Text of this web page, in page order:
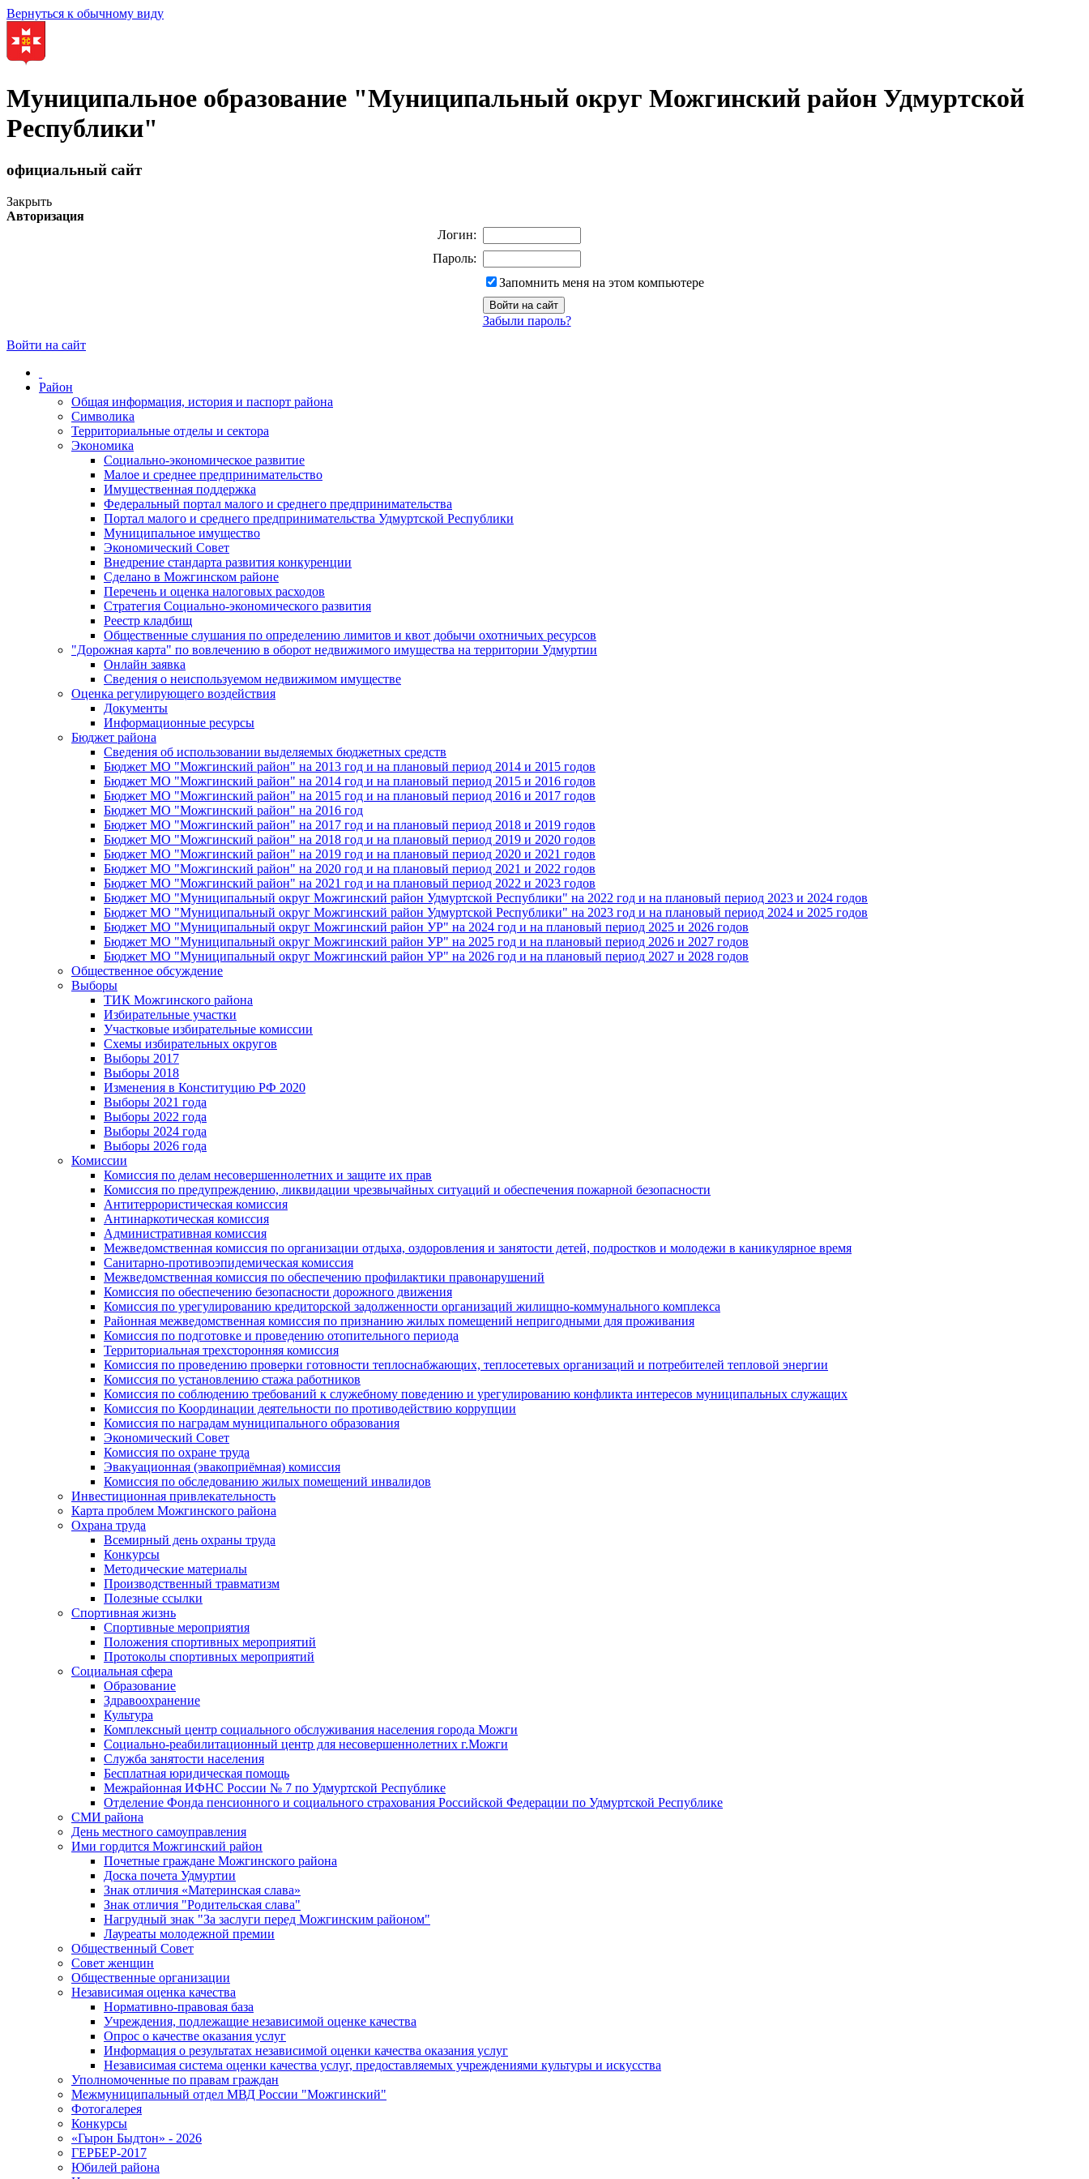
Вернуться к обычному виду
Муниципальное образование "Муниципальный округ Можгинский район Удмуртской
Республики"
официальный сайт
Закрыть
Авторизация
Логин:
Пароль:
Запомнить меня на этом компьютере
Забыли пароль?
Войти на сайт
Район
Общая информация, история и паспорт района
Символика
Территориальные отделы и сектора
Экономика
Социально-экономическое развитие
Малое и среднее предпринимательство
Имущественная поддержка
Федеральный портал малого и среднего предпринимательства
Портал малого и среднего предпринимательства Удмуртской Республики
Муниципальное имущество
Экономический Совет
Внедрение стандарта развития конкуренции
Сделано в Можгинском районе
Перечень и оценка налоговых расходов
Стратегия Социально-экономического развития
Реестр кладбищ
Общественные слушания по определению лимитов и квот добычи охотничьих ресурсов
"Дорожная карта" по вовлечению в оборот недвижимого имущества на территории Удмуртии
Онлайн заявка
Сведения о неиспользуемом недвижимом имуществе
Оценка регулирующего воздействия
Документы
Информационные ресурсы
Бюджет района
Сведения об использовании выделяемых бюджетных средств
Бюджет МО "Можгинский район" на 2013 год и на плановый период 2014 и 2015 годов
Бюджет МО "Можгинский район" на 2014 год и на плановый период 2015 и 2016 годов
Бюджет МО "Можгинский район" на 2015 год и на плановый период 2016 и 2017 годов
Бюджет МО "Можгинский район" на 2016 год
Бюджет МО "Можгинский район" на 2017 год и на плановый период 2018 и 2019 годов
Бюджет МО "Можгинский район" на 2018 год и на плановый период 2019 и 2020 годов
Бюджет МО "Можгинский район" на 2019 год и на плановый период 2020 и 2021 годов
Бюджет МО "Можгинский район" на 2020 год и на плановый период 2021 и 2022 годов
Бюджет МО "Можгинский район" на 2021 год и на плановый период 2022 и 2023 годов
Бюджет МО "Муниципальный округ Можгинский район Удмуртской Республики" на 2022 год и на плановый период 2023 и 2024 годов
Бюджет МО "Муниципальный округ Можгинский район Удмуртской Республики" на 2023 год и на плановый период 2024 и 2025 годов
Бюджет МО "Муниципальный округ Можгинский район УР" на 2024 год и на плановый период 2025 и 2026 годов
Бюджет МО "Муниципальный округ Можгинский район УР" на 2025 год и на плановый период 2026 и 2027 годов
Бюджет МО "Муниципальный округ Можгинский район УР" на 2026 год и на плановый период 2027 и 2028 годов
Общественное обсуждение
Выборы
ТИК Можгинского района
Избирательные участки
Участковые избирательные комиссии
Схемы избирательных округов
Выборы 2017
Выборы 2018
Изменения в Конституцию РФ 2020
Выборы 2021 года
Выборы 2022 года
Выборы 2024 года
Выборы 2026 года
Комиссии
Комиссия по делам несовершеннолетних и защите их прав
Комиссия по предупреждению, ликвидации чрезвычайных ситуаций и обеспечения пожарной безопасности
Антитеррористическая комиссия
Антинаркотическая комиссия
Административная комиссия
Межведомственная комиссия по организации отдыха, оздоровления и занятости детей, подростков и молодежи в каникулярное время
Санитарно-противоэпидемическая комиссия
Межведомственная комиссия по обеспечению профилактики правонарушений
Комиссия по обеспечению безопасности дорожного движения
Комиссия по урегулированию кредиторской задолженности организаций жилищно-коммунального комплекса
Районная межведомственная комиссия по признанию жилых помещений непригодными для проживания
Комиссия по подготовке и проведению отопительного периода
Территориальная трехсторонняя комиссия
Комиссия по проведению проверки готовности теплоснабжающих, теплосетевых организаций и потребителей тепловой энергии
Комиссия по установлению стажа работников
Комиссия по соблюдению требований к служебному поведению и урегулированию конфликта интересов муниципальных служащих
Комиссия по Координации деятельности по противодействию коррупции
Комиссия по наградам муниципального образования
Экономический Совет
Комиссия по охране труда
Эвакуационная (эвакоприёмная) комиссия
Комиссия по обследованию жилых помещений инвалидов
Инвестиционная привлекательность
Карта проблем Можгинского района
Охрана труда
Всемирный день охраны труда
Конкурсы
Методические материалы
Производственный травматизм
Полезные ссылки
Спортивная жизнь
Спортивные мероприятия
Положения спортивных мероприятий
Протоколы спортивных мероприятий
Социальная сфера
Образование
Здравоохранение
Культура
Комплексный центр социального обслуживания населения города Можги
Социально-реабилитационный центр для несовершеннолетних г.Можги
Служба занятости населения
Бесплатная юридическая помощь
Межрайонная ИФНС России № 7 по Удмуртской Республике
Отделение Фонда пенсионного и социального страхования Российской Федерации по Удмуртской Республике
СМИ района
День местного самоуправления
Ими гордится Можгинский район
Почетные граждане Можгинского района
Доска почета Удмуртии
Знак отличия «Материнская слава»
Знак отличия "Родительская слава"
Нагрудный знак "За заслуги перед Можгинским районом"
Лауреаты молодежной премии
Общественный Совет
Совет женщин
Общественные организации
Независимая оценка качества
Нормативно-правовая база
Учреждения, подлежащие независимой оценке качества
Опрос о качестве оказания услуг
Информация о результатах независимой оценки качества оказания услуг
Независимая система оценки качества услуг, предоставляемых учреждениями культуры и искусства
Уполномоченные по правам граждан
Межмуниципальный отдел МВД России "Можгинский"
Фотогалерея
Конкурсы
«Гырон Быдтон» - 2026
ГЕРБЕР-2017
Юбилей района